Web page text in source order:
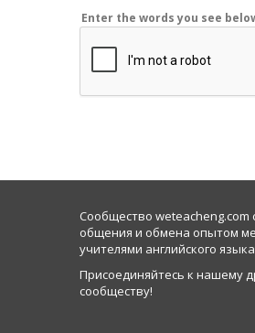
Enter the words you see
Сообщество weteacheng.com
общения и обмена опытом
учителями английского
Присоединяйтесь к нашему
сообществу!